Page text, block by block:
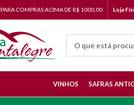
PARA COMPRAS ACIMA DE R$ 1000,00 Loja
VINHOS SAFRAS